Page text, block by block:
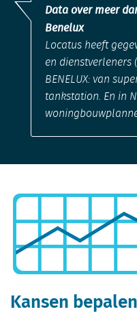
Data over meer
Benelux
Locatus heeft
en
BENELUX: van
tankstation. En in
Kansen bepalen